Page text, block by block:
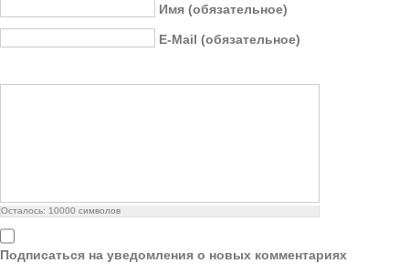
Имя (обязательное)
E-Mail (обязательное)
Осталось: 10000 символов
Подписаться на уведомления о новых комментариях